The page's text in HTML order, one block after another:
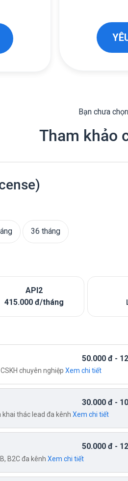
Bạn chưa
Tham khảo
36 tháng
API2
415.000 đ/tháng
50.000 đ-
chuyên nghiệp Xem chi tiết
30.000 đ-
thác lead đa kênh Xem chi tiết
50.000 đ-
B2C đa kênh Xem chi tiết